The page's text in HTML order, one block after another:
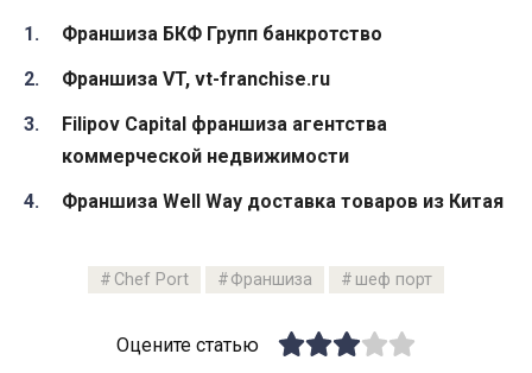
Франшиза БКФ Групп банкротство
Франшиза VT, vt-franchise.ru
Filipov Capital франшиза агентства
коммерческой недвижимости
Франшиза Well Way доставка товаров из Китая
Chef Port Франшиза шеф порт
Оцените статью